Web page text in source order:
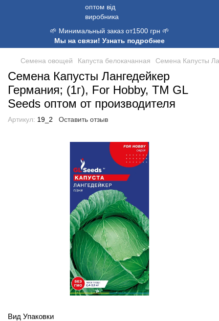
🌱 Минимальный заказ от1500 грн 🌱
Мы на связи! Узнать подробнее
Семена овощей Капуста белокачанная Семена Капусты
Семена Капусты Лангедейкер
Германия; (1г), For Hobby, TM GL
Seeds оптом от производителя
Артикул: 19_2 Оставить отзыв
Вид Упаковки